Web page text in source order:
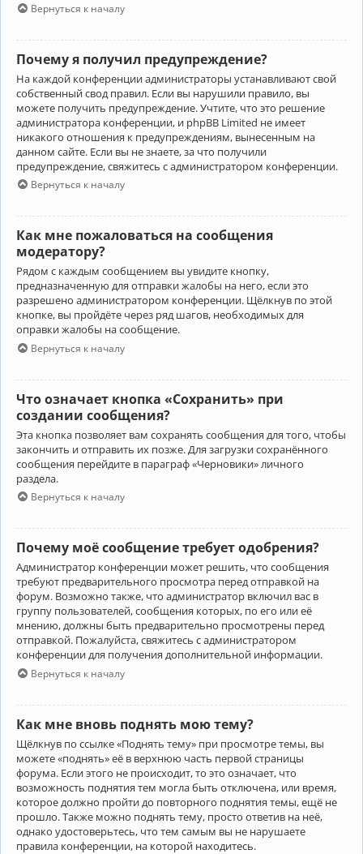
Вернуться к началу
Почему я получил предупреждение?
На каждой конференции администраторы устанавливают свой
собственный свод правил. Если вы нарушили правило, вы
можете получить предупреждение. Учтите, что это решение
администратора конференции, и phpBB Limited не имеет
никакого отношения к предупреждениям, вынесенным на
данном сайте. Если вы не знаете, за что получили
предупреждение, свяжитесь с администратором конференции.
Вернуться к началу
Как мне пожаловаться на сообщения
модератору?
Рядом с каждым сообщением вы увидите кнопку,
предназначенную для отправки жалобы на него, если это
разрешено администратором конференции. Щёлкнув по этой
кнопке, вы пройдёте через ряд шагов, необходимых для
оправки жалобы на сообщение.
Вернуться к началу
Что означает кнопка «Сохранить» при
создании сообщения?
Эта кнопка позволяет вам сохранять сообщения для того, чтобы
закончить и отправить их позже. Для загрузки сохранённого
сообщения перейдите в параграф «Черновики» личного
раздела.
Вернуться к началу
Почему моё сообщение требует одобрения?
Администратор конференции может решить, что сообщения
требуют предварительного просмотра перед отправкой на
форум. Возможно также, что администратор включил вас в
группу пользователей, сообщения которых, по его или её
мнению, должны быть предварительно просмотрены перед
отправкой. Пожалуйста, свяжитесь с администратором
конференции для получения дополнительной информации.
Вернуться к началу
Как мне вновь поднять мою тему?
Щёлкнув по ссылке «Поднять тему» при просмотре темы, вы
можете «поднять» её в верхнюю часть первой страницы
форума. Если этого не происходит, то это означает, что
возможность поднятия тем могла быть отключена, или время,
которое должно пройти до повторного поднятия темы, ещё не
прошло. Также можно поднять тему, просто ответив на неё,
однако удостоверьтесь, что тем самым вы не нарушаете
правила конференции, на которой находитесь.